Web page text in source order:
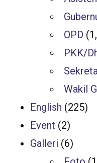
OPD
PKK/
Wakil
English (225)
Event (2)
Galleri (6)